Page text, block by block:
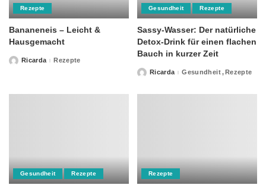
Rezepte
Bananeneis – Leicht &
Hausgemacht
PostedRicarda Rezepte
Gesundheit Rezepte
Sassy-Wasser: Der natürliche
Detox-Drink für einen flachen
Bauch in kurzer Zeit
PostedRicarda Gesundheit Rezepte
Gesundheit Rezepte Rezepte